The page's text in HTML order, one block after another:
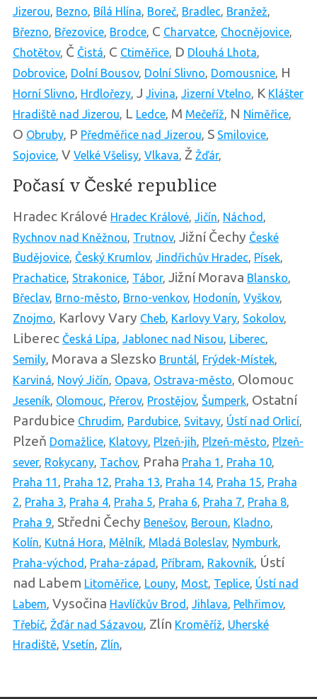
Jizerou, Bezno, Bílá Hlína, Boreč, Bradlec, Branžež,
Březno, Březovice, Brodce, C Charvatce, Chocnějovice,
Chotětov, Č Čistá, C Ctiměřice, D Dlouhá Lhota,
Dobrovice, Dolní Bousov, Dolní Slivno, Domousnice, H
Horní Slivno, Hrdlořezy, J Jivina, Jizerní Vtelno, K Klášter
Hradiště nad Jizerou, L Ledce, M Mečeříž, N Niměřice,
O Obruby, P Předměřice nad Jizerou, S Smilovice,
Sojovice, V Velké Všelisy, Vlkava, Ž Žďár,
Počasí v České republice
Hradec Králové Hradec Králové, Jičín, Náchod ,
Rychnov nad Kněžnou, Trutnov, Jižní Čechy České
Budějovice, Český Krumlov, Jindřichův Hradec, Písek,
Prachatice, Strakonice, Tábor, Jižní Morava Blansko,
Břeclav, Brno-město, Brno-venkov, Hodonín, Vyškov,
Znojmo, Karlovy Vary Cheb, Karlovy Vary, Sokolov,
Liberec Česká Lípa, Jablonec nad Nisou, Liberec,
Semily, Morava a Slezsko Bruntál, Frýdek-Místek,
Karviná, Nový Jičín, Opava, Ostrava-město, Olomouc
Jeseník, Olomouc, Přerov, Prostějov, Šumperk, Ostatní
Pardubice Chrudim, Pardubice, Svitavy, Ústí nad Orlicí,
Plzeň Domažlice, Klatovy, Plzeň-jih, Plzeň-město, Plzeň-
sever, Rokycany, Tachov, Praha Praha 1 , Praha 10,
Praha 11 , Praha 12, Praha 13, Praha 14, Praha 15, Praha
2, Praha 3, Praha 4, Praha 5, Praha 6, Praha 7, Praha 8,
Praha 9, Středni Čechy Benešov, Beroun, Kladno,
Kolín, Kutná Hora, Mělník, Mladá Boleslav, Nymburk,
Praha-východ , Praha-západ , Příbram, Rakovník, Ústí
nad Labem Litoměřice, Louny, Most, Teplice, Ústí nad
Labem, Vysočina Havlíčkův Brod , Jihlava, Pelhřimov,
Třebíč, Žďár nad Sázavou, Zlín Kroměříž, Uherské
Hradiště, Vsetín, Zlín,